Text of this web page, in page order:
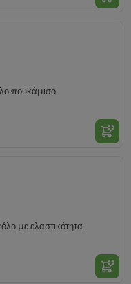
πουκάμισο
με ελαστικότητα